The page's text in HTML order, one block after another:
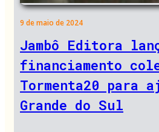
9 de maio de 2024
Jambô Editora
financiamento
Tormenta20 para
Grande do Sul